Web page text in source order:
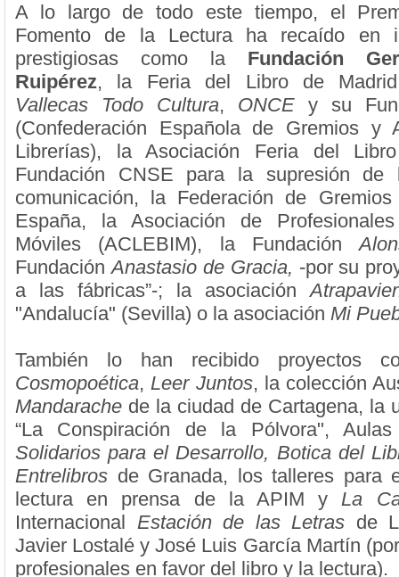
A lo largo de todo este tiempo, el
Fomento de la Lectura ha recaído en
prestigiosas como la Fundación
Ruipérez, la Feria del Libro de
Vallecas Todo Cultura, ONCE y su
(Confederación Española de Gremios y
Librerías), la Asociación Feria del
Fundación CNSE para la supresión de
comunicación, la Federación de
España, la Asociación de
Móviles (ACLEBIM), la Fundación
FundaciónAnastasio de Gracia, -por su
a las fábricas”-; la asociación
"Andalucía" (Sevilla) o la asociación Mi
También lo han recibido proyectos
Cosmopoética,Leer Juntos, la colección
Mandarache de la ciudad de Cartagena, la
“La Conspiración de la Pólvora",
Solidarios para el Desarrollo, Botica del
Entrelibros de Granada, los talleres para
lectura en prensa de la APIM yLa
Internacional Estación de las Letras de
Javier Lostalé y José Luis García Martín
profesionales en favor del libro y la lectura).